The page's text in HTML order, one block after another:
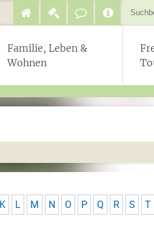
Familie, Leben &
Wohnen
K L M N O P Q R S T